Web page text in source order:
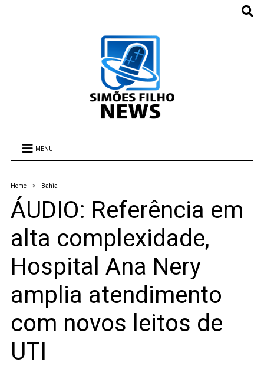
MENU
Home Bahia
ÁUDIO: Referência em
alta complexidade,
Hospital Ana Nery
amplia atendimento
com novos leitos de
UTI